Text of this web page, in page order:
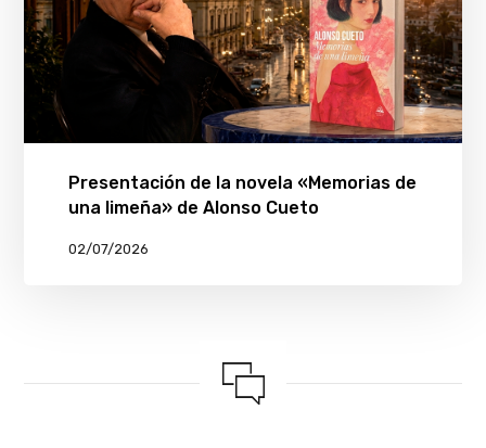
Presentación de la novela «Memorias de
una limeña» de Alonso Cueto
02/07/2026